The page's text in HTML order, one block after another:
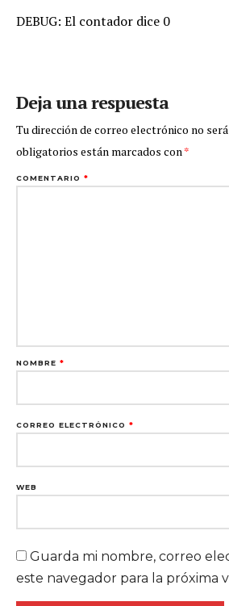
DEBUG: El contador dice 0
Deja una respuesta
Tu dirección de correo electrónico no
obligatorios están marcados con*
COMENTARIO *
NOMBRE *
CORREO ELECTRÓNICO *
WEB
Guarda mi nombre, correo
este navegador para la próxima